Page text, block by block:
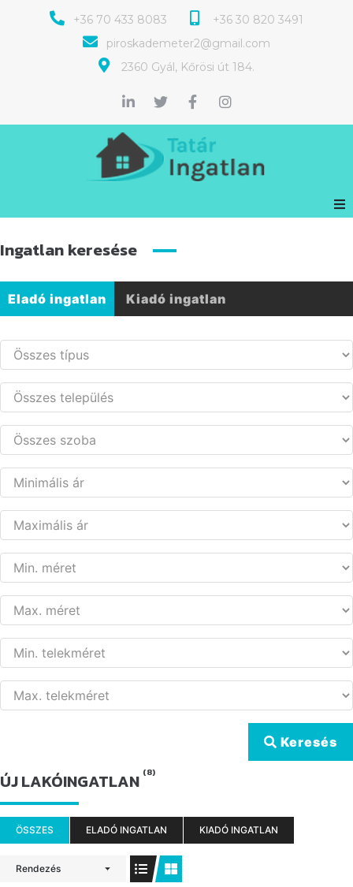
+36 70 433 8083
+36 30 820 3491
piroskademeter2@gmail.com
2360 Gyál, Kőrösi út 184.
Ingatlan keresése
Eladó ingatlan Kiadó ingatlan
Keresés
ÚJ LAKÓINGATLAN (8)
ÖSSZES ELADÓ INGATLAN KIADÓ INGATLAN
Rendezés